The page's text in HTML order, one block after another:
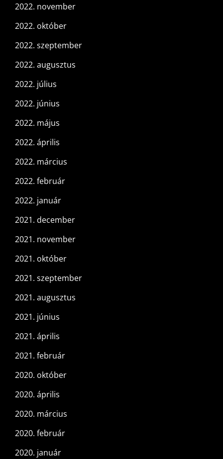
2022. november
2022. október
2022. szeptember
2022. augusztus
2022. július
2022. június
2022. május
2022. április
2022. március
2022. február
2022. január
2021. december
2021. november
2021. október
2021. szeptember
2021. augusztus
2021. június
2021. április
2021. február
2020. október
2020. április
2020. március
2020. február
2020. január